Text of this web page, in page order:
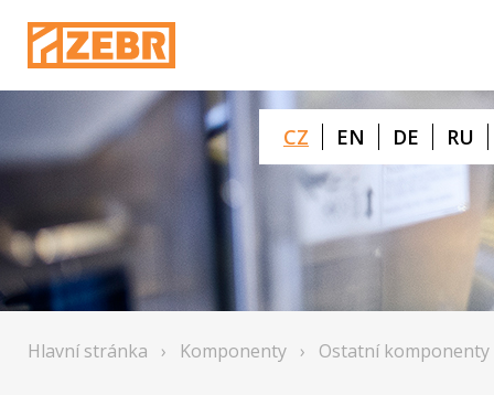
CZ EN DE RU
Hlavní stránka › Komponenty › Ostatní komponenty